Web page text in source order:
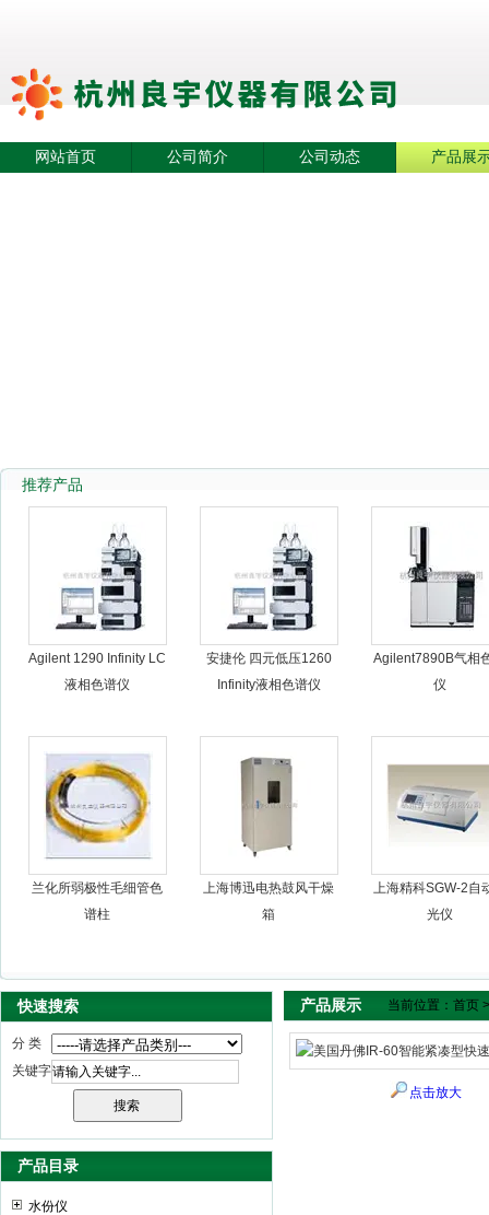
杭州良宇仪器有限公司
网站首页 公司简介 公司动态 产品展
推荐产品
Agilent 1290 Infinity LC
液相色谱仪
安捷伦 四元低压1260
Infinity液相色谱仪
Agilent7890B气相
仪
兰化所弱极性毛细管色
谱柱
上海博迅电热鼓风干燥
箱
上海精科SGW-2自
光仪
快速搜索
分 类
关键字
产品目录
水份仪
产品展示 当前位置： 首页
点击放大